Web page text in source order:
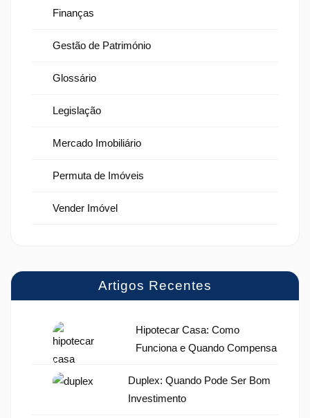
Finanças
Gestão de Património
Glossário
Legislação
Mercado Imobiliário
Permuta de Imóveis
Vender Imóvel
Artigos Recentes
Hipotecar Casa: Como
Funciona e Quando Compensa
Duplex: Quando Pode Ser Bom
Investimento